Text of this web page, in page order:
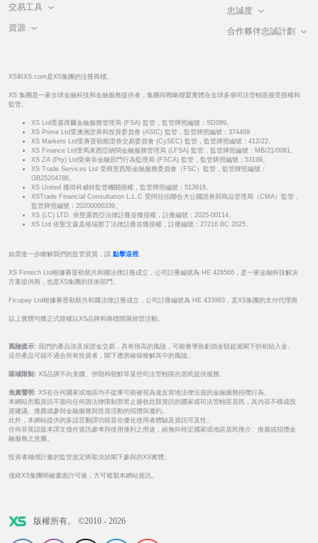
交易工具
資源
忠誠度
合作夥伴忠誠計劃
XS和XS.com是XS集團的注冊商標。
XS 集團是一家全球金融科技和金融服務提供者，集團與戰略聯盟實體在全球多個司法管轄區接受授權和
監管。
XS Ltd受塞席爾金融服務管理局 (FSA) 監管，監管牌照編號：SD089。
XS Prime Ltd受澳洲證券和投資委員會 (ASIC) 監管，監管牌照編號：374409
XS Markets Ltd受賽普勒斯證券交易委員會 (CySEC) 監管，監管牌照編號：412/22。
XS Finance Ltd受馬來西亞納閩金融服務管理局 (LFSA) 監管，監管牌照編號：MB/21/0081。
XS ZA (Pty) Ltd受南非金融部門行為監理局 (FSCA) 監管，監管牌照編號：53199。
XS Trade Services Ltd 受模里西斯金融服務委員會（FSC）監管，監管牌照編號：
GB25204786。
XS United 獲得科威特監管機關授權，監管牌照編號：513918。
XSTrade Financial Consultation L.L.C 受阿拉伯聯合大公國證券與商品管理局（CMA）監管，
監管牌照編號：20200000339。
XS (LC) LTD. 依聖露西亞法律註冊並獲授權，註冊編號：2025-00114。
XS Ltd 依聖文森及格瑞那丁法律註冊並獲授權，註冊編號：27216 BC 2025。
如需進一步瞭解我們的監管資質，請 點擊這裡。
XS Fintech Ltd根據賽普勒斯共和國法律註冊成立，公司註冊編號為 HE 426566，是一家金融科技解決
方案提供商，也是XS集團的技術部門。
Ficupay Ltd根據賽普勒斯共和國法律註冊成立，公司註冊編號為 HE 433983，是XS集團的支付代理商
以上實體均獲正式授權以XS品牌和商標開展經營活動。
風險提示: 我們的產品涉及保證金交易，具有很高的風險，可能會導致虧損金額超過閣下的初始入金。
這些產品可能不適合所有投資者，閣下應當確保瞭解其中的風險。
區域限制: XS品牌不向美國、伊朗和朝鮮等某些司法管轄區的居民提供服務。
免責聲明: XS在任何國家或地區均不從事可能被視為違反當地法律法規的金融服務招攬行為。
本網站所載資訊不面向任何因法律限制而禁止接收此類資訊的國家或司法管轄區居民，其內容不構成投
資建議、推薦或參與金融服務與投資活動的招攬與邀約。
此外，本網站提供的多語言翻譯功能旨在優化使用者體驗及資訊可及性。
任何非英語版本譯文僅作資訊參考與使用便利之用途，絕無向特定國家或地區居民推介、推廣或招攬金
融服務之意圖。
投資者補償計畫的監管規定將取決於閣下參與的XS實體。
僅經XS集團明確書面許可後，方可複製本網站資訊。
版權所有。 ©2010 - 2026